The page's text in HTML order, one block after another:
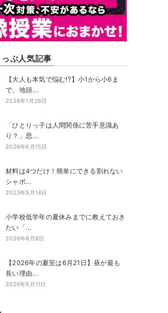
ぷ人気記事
【大人も本気で悩む!?】小1から小6ま
で、地頭...
2026年1月26日
「ひとりっ子は人間関係に苦手意識あ
り？」思...
2026年6月15日
材料は4つだけ！簡単にできる割れない
シャボ...
2023年5月14日
小学校低学年の夏休みまでに教えておき
たい「...
2026年6月8日
【2026年の夏至は6月21日】昼が最も
長い理由...
2026年6月11日